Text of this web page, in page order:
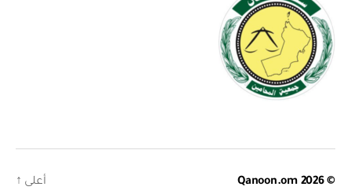
© 2026
Qanoon.om أعلى ↑